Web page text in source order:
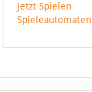
Jetzt Spielen
Spieleautomaten